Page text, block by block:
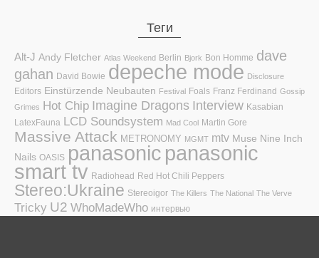
Теги
Alt-J Andy Fletcher Atlas Weekend Berlin Bjork Bon Homme dave
gahan David Bowie depeche mode Disclosure
Editors Einstürzende Neubauten Festival Foals Franz Ferdinand Gossip
Grimes Hot Chip Imagine Dragons Interview Kasabian
LatexFauna LCD Soundsystem Mad Cool Martin Gore
Massive Attack METRONOMY MGMT mtv Muse Nine Inch
Nails OASIS panasonic panasonic
smart tv Radiohead Red Hot Chili Peppers
Stereo:Ukraine Stereoigor The Killers The National The Verve
Tricky U2 WhoMadeWho интервью